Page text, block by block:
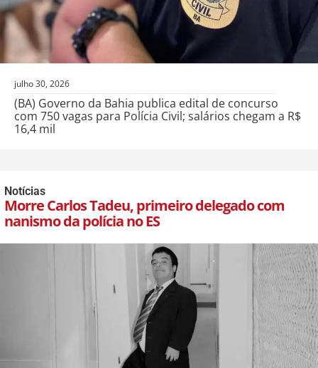
julho 30, 2026
(BA) Governo da Bahia publica edital de concurso
com 750 vagas para Polícia Civil; salários chegam a R$
16,4 mil
Notícias
Morre Carlos Tadeu, primeiro delegado com
nanismo da polícia no ES